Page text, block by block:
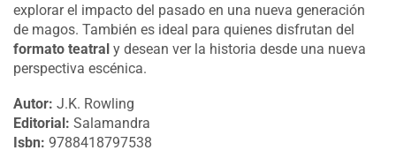
explorar el impacto del pasado en una nueva generación
de magos. También es ideal para quienes disfrutan del
formato teatral y desean ver la historia desde una nueva
perspectiva escénica.
Autor: J.K. Rowling
Editorial: Salamandra
Isbn: 9788418797538